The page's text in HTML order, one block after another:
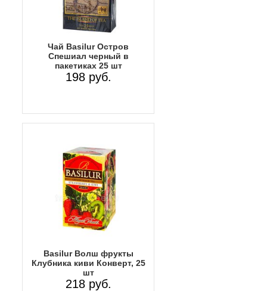
Чай Basilur Остров
Спешиал черный в
пакетиках 25 шт
198 руб.
Basilur Волш фрукты
Клубника киви Конверт, 25
шт
218 руб.